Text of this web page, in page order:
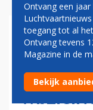
GEEL:
EASYJET
Ontvang een
toegang tot al
Ontvang tevens
Magazine in de
Bekijk